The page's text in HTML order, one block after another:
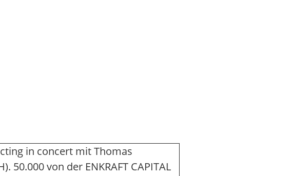
in concert mit Thomas
50.000 von der ENKRAFT CAPITAL